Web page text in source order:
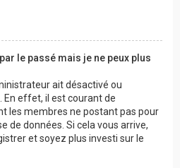
le passé mais je ne peux plus
ait désactivé ou
effet, il est courant de
les membres ne postant pas pour
de données. Si cela vous arrive,
et soyez plus investi sur le